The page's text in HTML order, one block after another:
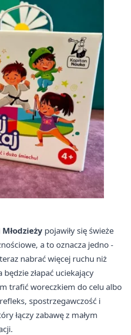
pojawiły się świeże
a to oznacza jedno -
nabrać więcej ruchu niż
złapać uciekający
trafić woreczkiem do celu albo
spostrzegawczość i
łączy zabawę z małym